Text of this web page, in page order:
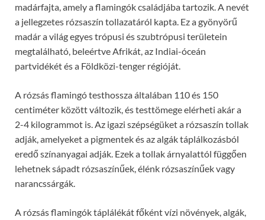
madárfajta, amely a flamingók családjába tartozik. A nevét
a jellegzetes rózsaszín tollazatáról kapta. Ez a gyönyörű
madár a világ egyes trópusi és szubtrópusi területein
megtalálható, beleértve Afrikát, az Indiai-óceán
partvidékét és a Földközi-tenger régióját.
A rózsás flamingó testhossza általában 110 és 150
centiméter között változik, és testtömege elérheti akár a
2-4 kilogrammot is. Az igazi szépségüket a rózsaszín tollak
adják, amelyeket a pigmentek és az algák táplálkozásból
eredő színanyagai adják. Ezek a tollak árnyalattól függően
lehetnek sápadt rózsaszínűek, élénk rózsaszínűek vagy
narancssárgák.
A rózsás flamingók táplálékát főként vízi növények, algák,